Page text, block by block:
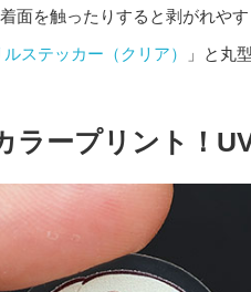
面を触ったりすると剥がれや
ステッカー（クリア） 」と丸
ラープリント！